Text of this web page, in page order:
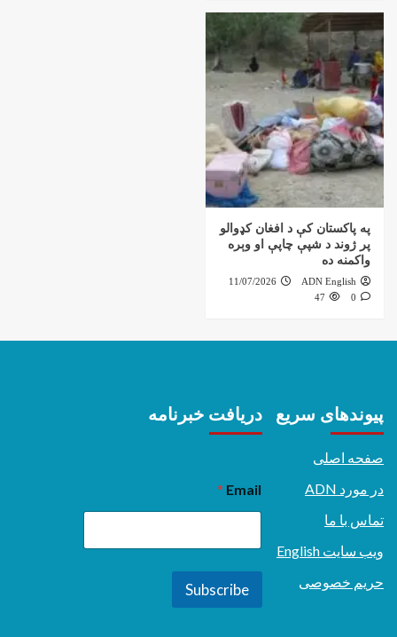
په پاکستان کې د افغان کډوالو
پر ژوند د شپې چاپې او وېره
واکمنه ده
ADN English
11/07/2026
0
47
پیوندهای سریع
صفحه اصلی
در مورد ADN
تماس با ما
ویب سایت English
حریم خصوصی
دریافت خبرنامه
Email
*
Subscribe